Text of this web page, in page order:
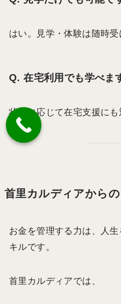
はい。見学・体験は随時受
Q. 在宅利用でも学べま
状況に応じて在宅支援にも
首里カルディアから
お金を管理する力は、人
キルです。
首里カルディアでは、